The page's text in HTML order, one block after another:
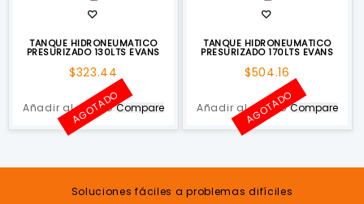
TANQUE HIDRONEUMATICO
PRESURIZADO 130LTS EVANS
$323.44
Añadir al carrito
AGOTADOCompare
TANQUE HIDRONEUMATICO
PRESURIZADO 170LTS EVANS
$504.16
Añadir al carrito
AGOTADOCompare
Soluciones fáciles a problemas difíciles